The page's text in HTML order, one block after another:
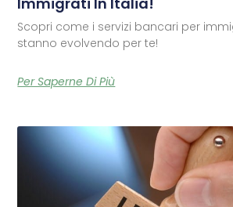
Scopri come i servizi bancari per
stanno evolvendo per te!
Per Saperne Di Più